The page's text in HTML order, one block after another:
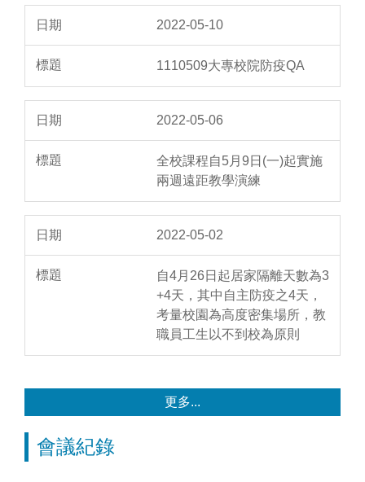
2022-05-10
1110509大專校院防疫QA
2022-05-06
全校課程自5月9日(一)起實施
兩週遠距教學演練
2022-05-02
自4月26日起居家隔離天數為3
+4天，其中自主防疫之4天，
考量校園為高度密集場所，教
職員工生以不到校為原則
更多...
會議紀錄